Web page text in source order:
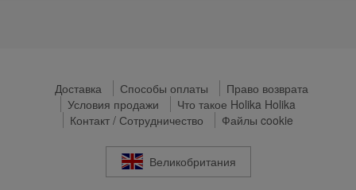
Доставка Способы оплаты
Право возврата
Условия продажи
Что такое Holika Holika
Контакт / Сотрудничество
Файлы cookie
Великобритания